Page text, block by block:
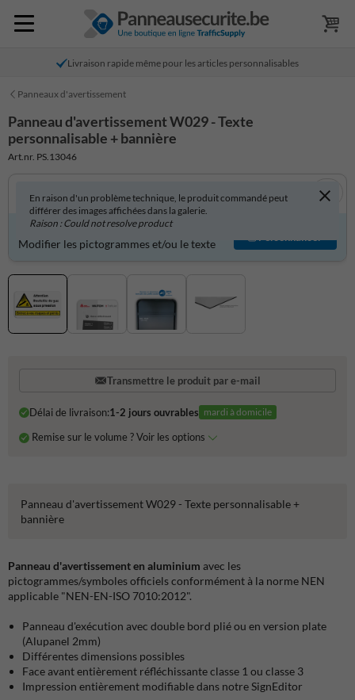
Livraison rapide même pour les articles personnalisables
Panneaux d'avertissement
Panneau d'avertissement W029 - Texte
personnalisable + bannière
Art.nr. PS.13046
En raison d'un problème technique, le produit commandé peut
différer des images affichées dans la galerie.
Raison : Could not resolve product
Produit personnalisable ?
Modifier les pictogrammes et/ou le texte
Personnaliser
Transmettre le produit par e-mail
Délai de livraison:1-2 jours ouvrables mardi à domicile
Remise sur le volume ? Voir les options
Panneau d'avertissement W029 - Texte personnalisable +
bannière
Panneau d'avertissement en aluminium avec les
pictogrammes/symboles officiels conformément à la norme NEN
applicable "NEN-EN-ISO 7010:2012".
Panneau d'exécution avec double bord plié ou en version plate
(Alupanel 2mm)
Différentes dimensions possibles
Face avant entièrement réfléchissante classe 1 ou classe 3
Impression entièrement modifiable dans notre SignEditor